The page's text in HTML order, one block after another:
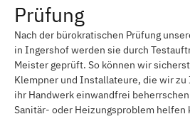
Prüfung
Nach der bürokratischen Prüfung
in Ingershof werden sie durch
Meister geprüft. So können wir
Klempner und Installateure, die wir zu
ihr Handwerk einwandfrei
Sanitär- oder Heizungsproblem helfen